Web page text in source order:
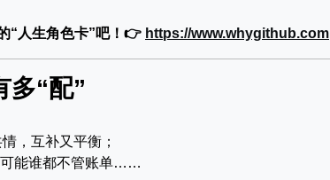
“人生角色卡”吧！👉 https://www.whygithub.com
多“配”
，互补又平衡；
可能谁都不管账单……